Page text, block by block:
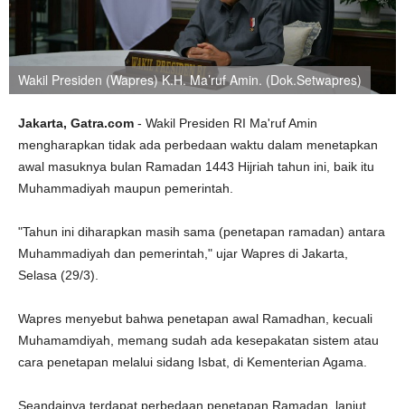
Wakil Presiden (Wapres) K.H. Ma’ruf Amin. (Dok.Setwapres)
Jakarta, Gatra.com - Wakil Presiden RI Ma'ruf Amin
mengharapkan tidak ada perbedaan waktu dalam menetapkan
awal masuknya bulan Ramadan 1443 Hijriah tahun ini, baik itu
Muhammadiyah maupun pemerintah.
"Tahun ini diharapkan masih sama (penetapan ramadan) antara
Muhammadiyah dan pemerintah," ujar Wapres di Jakarta,
Selasa (29/3).
Wapres menyebut bahwa penetapan awal Ramadhan, kecuali
Muhamamdiyah, memang sudah ada kesepakatan sistem atau
cara penetapan melalui sidang Isbat, di Kementerian Agama.
Seandainya terdapat perbedaan penetapan Ramadan, lanjut